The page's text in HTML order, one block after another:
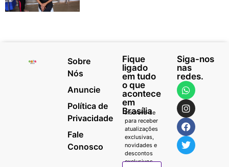
Sobre
Nós
Anuncie
Política de
Privacidade
Fale
Conosco
Fique
ligado
em tudo
o que
acontece
em
Brasília
Inscreva-se
para receber
atualizações
exclusivas,
novidades e
descontos
exclusivos.
Siga-nos
nas
redes.